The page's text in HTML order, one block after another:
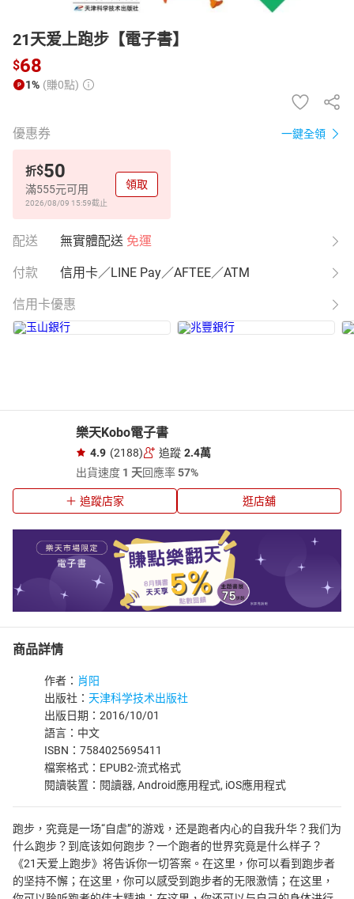
21天爱上跑步【電子書】
$68
1% (賺0點)
優惠券 一鍵全領
折$50
滿555元可用
2026/08/09 15:59截止
領取
配送 無實體配送 免運
付款 信用卡／LINE Pay／AFTEE／ATM
信用卡優惠
樂天Kobo電子書
4.9 (2188) 追蹤 2.4萬
出貨速度 1 天回應率57%
追蹤店家 逛店舖
商品詳情
作者： 肖阳
出版社： 天津科学技术出版社
出版日期：2016/10/01
語言：中文
ISBN：7584025695411
檔案格式：EPUB2-流式格式
閱讀裝置：閱讀器, Android應用程式, iOS應用程式
跑步，究竟是一场“自虐”的游戏，还是跑者内心的自我升华？我们为
什么跑步？到底该如何跑步？一个跑者的世界究竟是什么样子？
《21天爱上跑步》将告诉你一切答案。在这里，你可以看到跑步者
的坚持不懈；在这里，你可以感受到跑步者的无限激情；在这里，